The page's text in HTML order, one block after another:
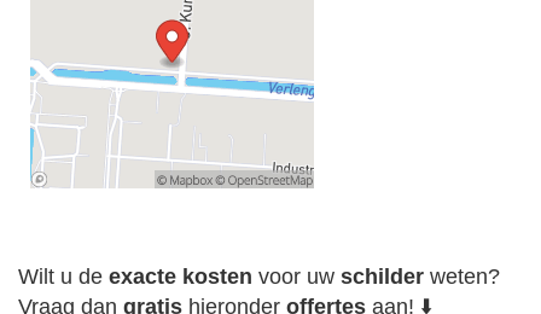
Wilt u de exacte kosten voor uw schilder weten?
Vraag dan gratis hieronder offertes aan! ⬇️